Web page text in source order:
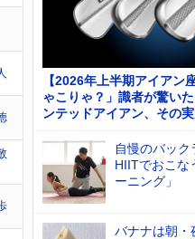
【2026年上半期アイアン
ゃこりゃ？」識者が驚い
ンテッドアイアン、その
自慢のバック
HIITでおこな
ーニング」
バナナは朝・